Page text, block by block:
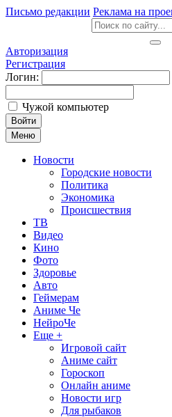
Письмо редакции Реклама на
Авторизация
Регистрация
Логин:
Чужой компьютер
Войти
Меню
Новости
Городские новости
Политика
Экономика
Происшествия
ТВ
Видео
Кино
Фото
Здоровье
Авто
Геймерам
Аниме Че
НейроЧе
Еще +
Игровой сайт
Аниме сайт
Гороскоп
Онлайн аниме
Новости игр
Для рыбаков